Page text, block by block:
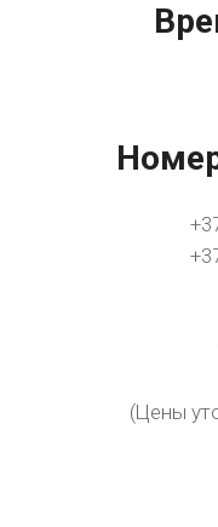
(Цены